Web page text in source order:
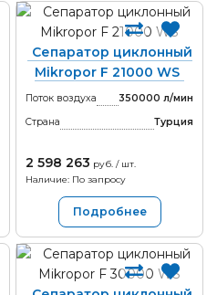
Сепаратор циклонный
Mikropor F 21000 WS
Поток воздуха
350000 л/мин
Страна
Турция
2 598 263 руб. / шт.
Наличие: По запросу
Подробнее